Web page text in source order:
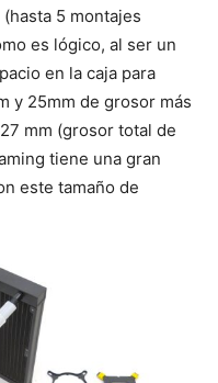
5 montajes
es lógico, al ser un
en la caja para
y 25mm de grosor más
mm (grosor total de
tiene una gran
este tamaño de